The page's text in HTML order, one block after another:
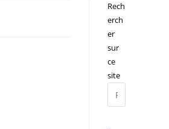
Rech
erch
er
sur
ce
site
Escape